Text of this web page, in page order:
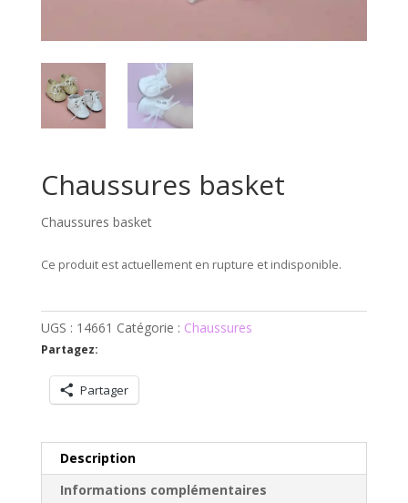
Chaussures basket
Chaussures basket
Ce produit est actuellement en rupture et indisponible.
UGS : 14661 Catégorie : Chaussures
Partagez:
Partager
Description
Informations complémentaires